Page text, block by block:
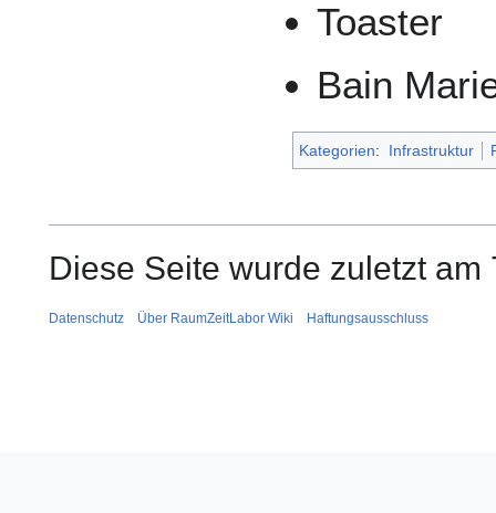
Toaster
Bain
Kategorien: Infrastruktur
Diese Seite wurde zuletzt
Datenschutz Über RaumZeitLabor Wiki Haftungsausschluss